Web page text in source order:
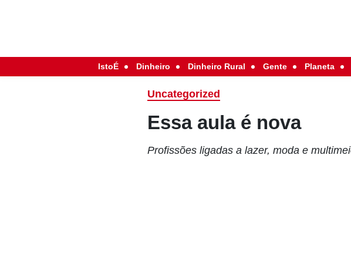
IstoÉ Dinheiro Dinheiro Rural Gente Planeta
Uncategorized
Essa aula é nova
Profissões ligadas a lazer, moda e